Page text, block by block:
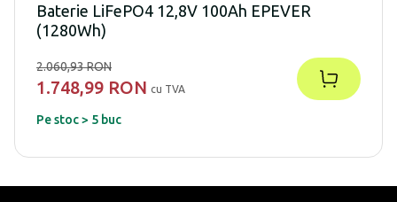
Baterie LiFePO4 12,8V 100Ah EPEVER
(1280Wh)
2.060,93 RON
1.748,99 RON cu TVA
Pe stoc > 5 buc